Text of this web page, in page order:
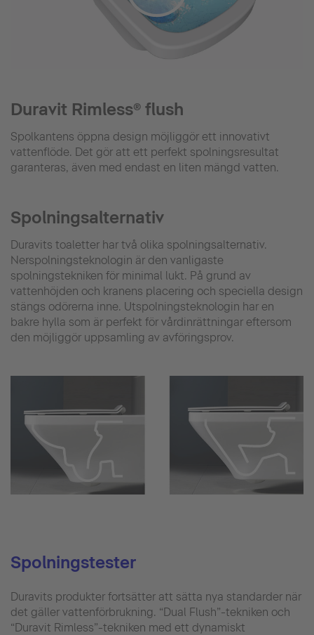
Duravit Rimless® flush
Spolkantens öppna design möjliggör ett innovativt
vattenflöde. Det gör att ett perfekt spolningsresultat
garanteras, även med endast en liten mängd vatten.
Spolningsalternativ
Duravits toaletter har två olika spolningsalternativ.
Nerspolningsteknologin är den vanligaste
spolningstekniken för minimal lukt. På grund av
vattenhöjden och kranens placering och speciella design
stängs odörerna inne. Utspolningsteknologin har en
bakre hylla som är perfekt för vårdinrättningar eftersom
den möjliggör uppsamling av avföringsprov.
Spolningstester
Duravits produkter fortsätter att sätta nya standarder när
det gäller vattenförbrukning. “Dual Flush”-tekniken och
“Duravit Rimless”-tekniken med ett dynamiskt